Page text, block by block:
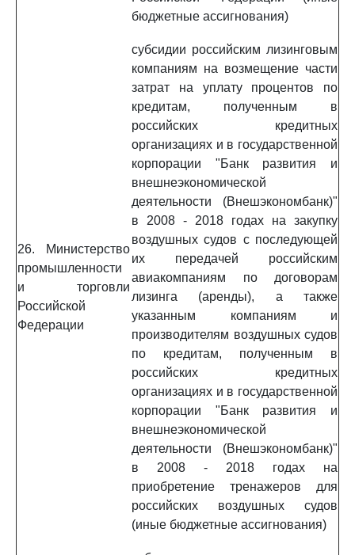
бюджетные ассигнования)
26. Министерство
промышленности
и торговли
Российской
Федерации
субсидии российским лизинговым
компаниям на возмещение части
затрат на уплату процентов по
кредитам, полученным в
российских кредитных
организациях и в государственной
корпорации "Банк развития и
внешнеэкономической
деятельности (Внешэкономбанк)"
в 2008 - 2018 годах на закупку
воздушных судов с последующей
их передачей российским
авиакомпаниям по договорам
лизинга (аренды), а также
указанным компаниям и
производителям воздушных судов
по кредитам, полученным в
российских кредитных
организациях и в государственной
корпорации "Банк развития и
внешнеэкономической
деятельности (Внешэкономбанк)"
в 2008 - 2018 годах на
приобретение тренажеров для
российских воздушных судов
(иные бюджетные ассигнования)